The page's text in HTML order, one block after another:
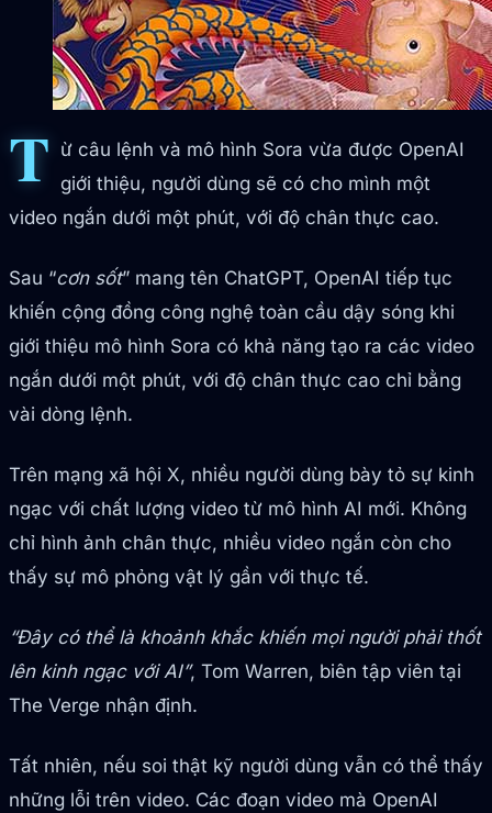
T ừ câu lệnh và mô hình Sora vừa được OpenAI
giới thiệu, người dùng sẽ có cho mình một
video ngắn dưới một phút, với độ chân thực cao.
Sau “cơn sốt” mang tên ChatGPT, OpenAI tiếp tục
khiến cộng đồng công nghệ toàn cầu dậy sóng khi
giới thiệu mô hình Sora có khả năng tạo ra các video
ngắn dưới một phút, với độ chân thực cao chỉ bằng
vài dòng lệnh.
Trên mạng xã hội X, nhiều người dùng bày tỏ sự kinh
ngạc với chất lượng video từ mô hình AI mới. Không
chỉ hình ảnh chân thực, nhiều video ngắn còn cho
thấy sự mô phỏng vật lý gần với thực tế.
“Đây có thể là khoảnh khắc khiến mọi người phải thốt
lên kinh ngạc với AI”, Tom Warren, biên tập viên tại
The Verge nhận định.
Tất nhiên, nếu soi thật kỹ người dùng vẫn có thể thấy
những lỗi trên video. Các đoạn video mà OpenAI